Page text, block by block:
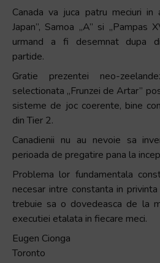
Canada va juca patru meciuri in
Japan”, Samoa „A” si „Pampas
urmand a fi desemnat dupa
partide.
Gratie prezentei neo-
selectionata „Frunzei de Artar”
sisteme de joc coerente, bine
din Tier 2.
Canadienii nu au nevoie sa
perioada de pregatire pana la
Problema lor fundamentala
necesar intre constanta in
trebuie sa o dovedeasca de la
executiei etalata in fiecare meci.
Eugen Cionga
Toronto